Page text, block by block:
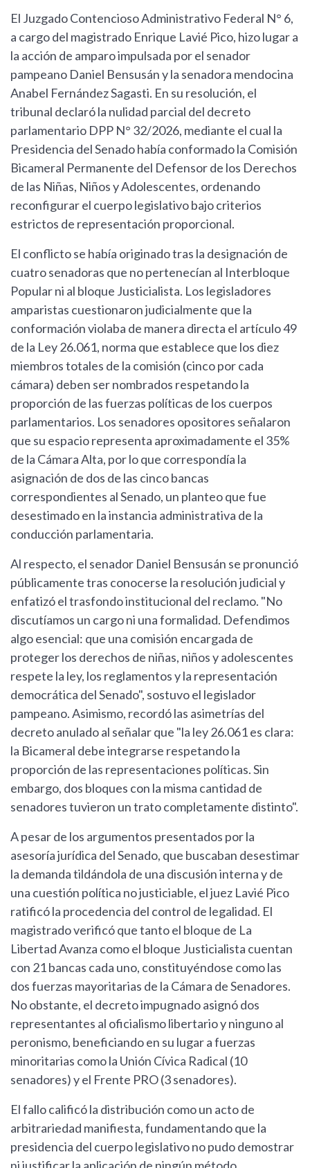
El Juzgado Contencioso Administrativo Federal N° 6,
a cargo del magistrado Enrique Lavié Pico, hizo lugar a
la acción de amparo impulsada por el senador
pampeano Daniel Bensusán y la senadora mendocina
Anabel Fernández Sagasti. En su resolución, el
tribunal declaró la nulidad parcial del decreto
parlamentario DPP N° 32/2026, mediante el cual la
Presidencia del Senado había conformado la Comisión
Bicameral Permanente del Defensor de los Derechos
de las Niñas, Niños y Adolescentes, ordenando
reconfigurar el cuerpo legislativo bajo criterios
estrictos de representación proporcional.
El conflicto se había originado tras la designación de
cuatro senadoras que no pertenecían al Interbloque
Popular ni al bloque Justicialista. Los legisladores
amparistas cuestionaron judicialmente que la
conformación violaba de manera directa el artículo 49
de la Ley 26.061, norma que establece que los diez
miembros totales de la comisión (cinco por cada
cámara) deben ser nombrados respetando la
proporción de las fuerzas políticas de los cuerpos
parlamentarios. Los senadores opositores señalaron
que su espacio representa aproximadamente el 35%
de la Cámara Alta, por lo que correspondía la
asignación de dos de las cinco bancas
correspondientes al Senado, un planteo que fue
desestimado en la instancia administrativa de la
conducción parlamentaria.
Al respecto, el senador Daniel Bensusán se pronunció
públicamente tras conocerse la resolución judicial y
enfatizó el trasfondo institucional del reclamo. "No
discutíamos un cargo ni una formalidad. Defendimos
algo esencial: que una comisión encargada de
proteger los derechos de niñas, niños y adolescentes
respete la ley, los reglamentos y la representación
democrática del Senado", sostuvo el legislador
pampeano. Asimismo, recordó las asimetrías del
decreto anulado al señalar que "la ley 26.061 es clara:
la Bicameral debe integrarse respetando la
proporción de las representaciones políticas. Sin
embargo, dos bloques con la misma cantidad de
senadores tuvieron un trato completamente distinto".
A pesar de los argumentos presentados por la
asesoría jurídica del Senado, que buscaban desestimar
la demanda tildándola de una discusión interna y de
una cuestión política no justiciable, el juez Lavié Pico
ratificó la procedencia del control de legalidad. El
magistrado verificó que tanto el bloque de La
Libertad Avanza como el bloque Justicialista cuentan
con 21 bancas cada uno, constituyéndose como las
dos fuerzas mayoritarias de la Cámara de Senadores.
No obstante, el decreto impugnado asignó dos
representantes al oficialismo libertario y ninguno al
peronismo, beneficiando en su lugar a fuerzas
minoritarias como la Unión Cívica Radical (10
senadores) y el Frente PRO (3 senadores).
El fallo calificó la distribución como un acto de
arbitrariedad manifiesta, fundamentando que la
presidencia del cuerpo legislativo no pudo demostrar